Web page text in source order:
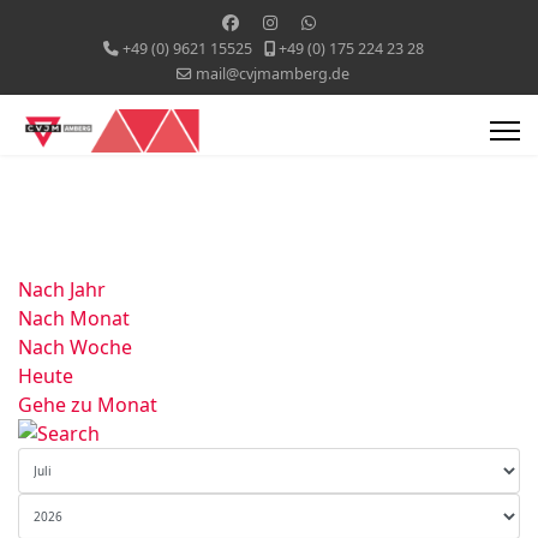
+49 (0) 9621 15525
+49 (0) 175 224 23 28
mail@cvjmamberg.de
Nach Jahr
Nach Monat
Nach Woche
Heute
Gehe zu Monat